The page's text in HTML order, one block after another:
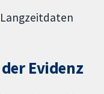
Evidenz